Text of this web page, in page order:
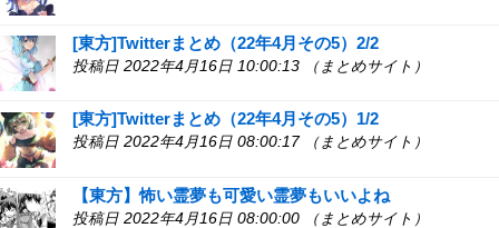
[東方]Twitterまとめ（22年4月その5）2/2
投稿日 2022年4月16日 10:00:13 （まとめサイト）
[東方]Twitterまとめ（22年4月その5）1/2
投稿日 2022年4月16日 08:00:17 （まとめサイト）
【東方】怖い霊夢も可愛い霊夢もいいよね
投稿日 2022年4月16日 08:00:00 （まとめサイト）